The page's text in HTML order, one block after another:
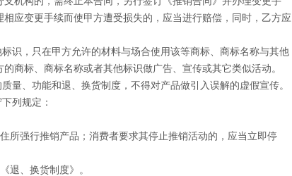
应变更手续而使甲方遭受损失的，应当进行赔偿，同时，乙方应
识，只在甲方允许的材料与场合使用该等商标、商标名称与其他
商标、商标名称或者其他标识做广告、宣传或其它类似活动。
量、功能和退、换货制度，不得对产品做引入误解的虚假宣传。
列规定：
所强行推销产品；消费者要求其停止推销活动的，应当立即停
退、换货制度》。